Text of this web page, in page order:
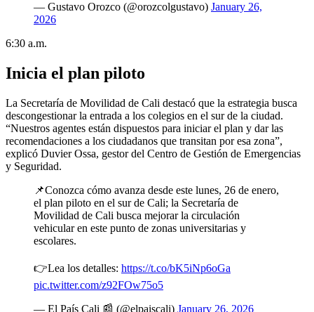
— Gustavo Orozco (@orozcolgustavo) January 26,
2026
6:30 a.m.
Inicia el plan piloto
La Secretaría de Movilidad de Cali destacó que la estrategia busca
descongestionar la entrada a los colegios en el sur de la ciudad.
“Nuestros agentes están dispuestos para iniciar el plan y dar las
recomendaciones a los ciudadanos que transitan por esa zona”,
explicó Duvier Ossa, gestor del Centro de Gestión de Emergencias
y Seguridad.
📌Conozca cómo avanza desde este lunes, 26 de enero,
el plan piloto en el sur de Cali; la Secretaría de
Movilidad de Cali busca mejorar la circulación
vehicular en este punto de zonas universitarias y
escolares.
👉Lea los detalles: https://t.co/bK5iNp6oGa
pic.twitter.com/z92FOw75o5
— El País Cali 📰 (@elpaiscali) January 26, 2026